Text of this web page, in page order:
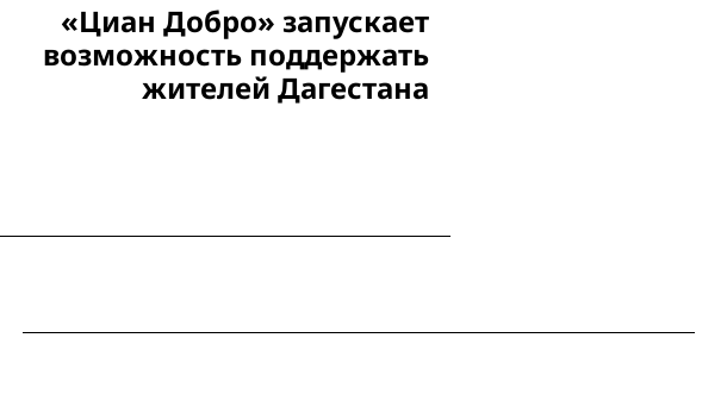
«Циан Добро» запускает
возможность поддержать
жителей Дагестана